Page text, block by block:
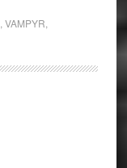
VAMPYR